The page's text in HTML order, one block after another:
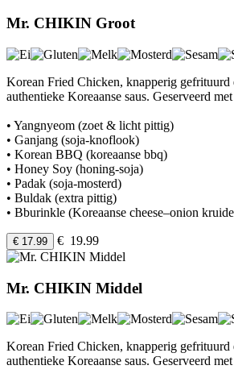
Mr. CHIKIN Groot
Korean Fried Chicken, knapperig gefrituurd
authentieke Koreaanse saus. Geserveerd
• Yangnyeom (zoet & licht pittig)
• Ganjang (soja-knoflook)
• Korean BBQ (koreaanse bbq)
• Honey Soy (honing-soja)
• Padak (soja-mosterd)
• Buldak (extra pittig)
• Bburinkle (Koreaanse cheese–onion
€ 17.99 € 19.99
Mr. CHIKIN Middel
Korean Fried Chicken, knapperig gefrituurd
authentieke Koreaanse saus. Geserveerd